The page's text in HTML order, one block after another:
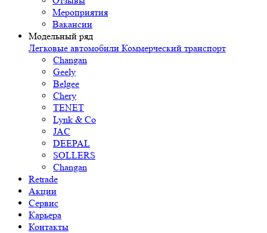
Мероприятия
Вакансии
Модельный ряд
Легковые автомобили Коммерческий транспорт
Changan
Geely
Belgee
Chery
TENET
Lynk & Co
JAC
DEEPAL
SOLLERS
Changan
Retrade
Акции
Сервис
Карьера
Контакты